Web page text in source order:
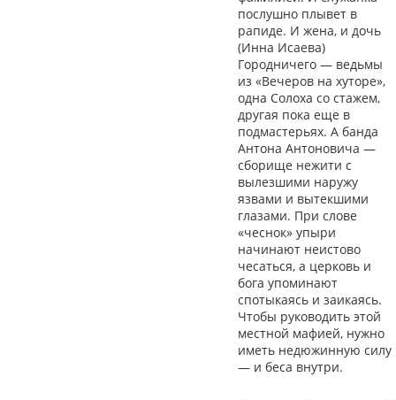
послушно плывет в
рапиде. И жена, и дочь
(Инна Исаева)
Городничего — ведьмы
из «Вечеров на хуторе»,
одна Солоха со стажем,
другая пока еще в
подмастерьях. А банда
Антона Антоновича —
сборище нежити с
вылезшими наружу
язвами и вытекшими
глазами. При слове
«чеснок» упыри
начинают неистово
чесаться, а церковь и
бога упоминают
спотыкаясь и заикаясь.
Чтобы руководить этой
местной мафией, нужно
иметь недюжинную силу
— и беса внутри.